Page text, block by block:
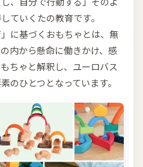
ていくたの教育です。
に基づくおもちゃとは、無
内から懸命に働きかけ、感
ちゃと解釈し、ユーロバス
のひとつとなっています。